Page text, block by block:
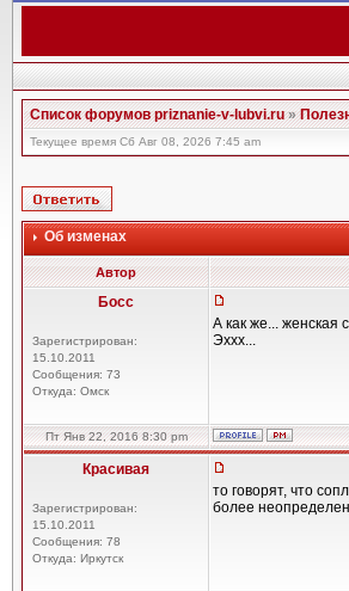
Список форумов priznanie-v-lubvi.ru»
Текущее время Сб Авг 08, 2026 7:45 am
Об изменах
Автор
Босс
Зарегистрирован:
15.10.2011
Сообщения: 73
Откуда: Омск
А как же... женская
Эххх...
Пт Янв 22, 2016 8:30 pm
Красивая
Зарегистрирован:
15.10.2011
Сообщения: 78
Откуда: Иркутск
то говорят, что
более